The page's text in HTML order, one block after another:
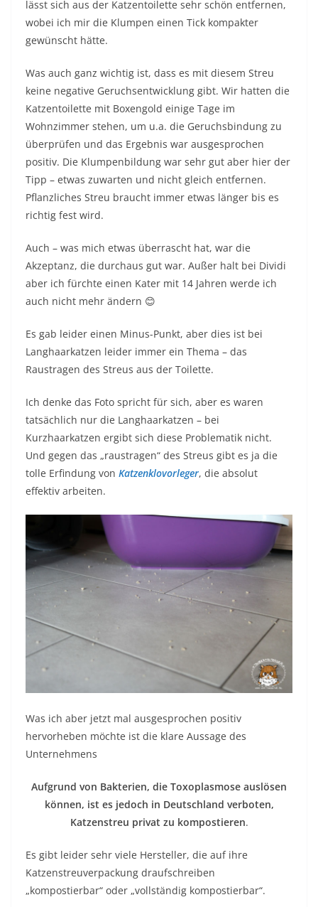
lässt sich aus der Katzentoilette sehr schön entfernen,
wobei ich mir die Klumpen einen Tick kompakter
gewünscht hätte.
Was auch ganz wichtig ist, dass es mit diesem Streu
keine negative Geruchsentwicklung gibt. Wir hatten die
Katzentoilette mit Boxengold einige Tage im
Wohnzimmer stehen, um u.a. die Geruchsbindung zu
überprüfen und das Ergebnis war ausgesprochen
positiv. Die Klumpenbildung war sehr gut aber hier der
Tipp – etwas zuwarten und nicht gleich entfernen.
Pflanzliches Streu braucht immer etwas länger bis es
richtig fest wird.
Auch – was mich etwas überrascht hat, war die
Akzeptanz, die durchaus gut war. Außer halt bei Dividi
aber ich fürchte einen Kater mit 14 Jahren werde ich
auch nicht mehr ändern 😊
Es gab leider einen Minus-Punkt, aber dies ist bei
Langhaarkatzen leider immer ein Thema – das
Raustragen des Streus aus der Toilette.
Ich denke das Foto spricht für sich, aber es waren
tatsächlich nur die Langhaarkatzen – bei
Kurzhaarkatzen ergibt sich diese Problematik nicht.
Und gegen das „raustragen“ des Streus gibt es ja die
tolle Erfindung von Katzenklovorleger, die absolut
effektiv arbeiten.
Was ich aber jetzt mal ausgesprochen positiv
hervorheben möchte ist die klare Aussage des
Unternehmens
Aufgrund von Bakterien, die Toxoplasmose auslösen
können, ist es jedoch in Deutschland verboten,
Katzenstreu privat zu kompostieren.
Es gibt leider sehr viele Hersteller, die auf ihre
Katzenstreuverpackung draufschreiben
„kompostierbar“ oder „vollständig kompostierbar“.